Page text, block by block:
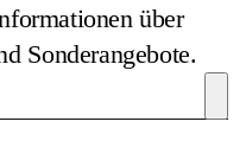
über
Sonderangebote.